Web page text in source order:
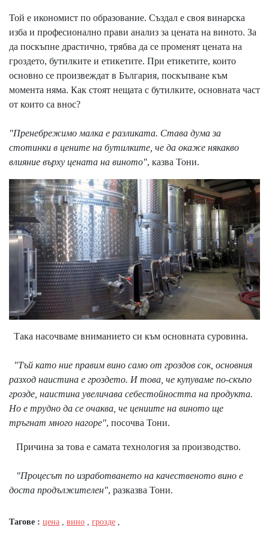
Той е икономист по образование. Създал е своя винарска
изба и професионално прави анализ за цената на виното. За
да поскъпне драстично, трябва да се променят цената на
гроздето, бутилките и етикетите. При етикетите, които
основно се произвеждат в България, поскъпване към
момента няма. Как стоят нещата с бутилките, основната част
от които са внос?
"Пренебрежимо малка е разликата. Става дума за
стотинки в цените на бутилките, че да окаже някакво
влияние върху цената на виното", казва Тони.
Така насочваме вниманието си към основната суровина.
"Тъй като ние правим вино само от гроздов сок, основния
разход наистина е гроздето. И това, че купуваме по-скъпо
грозде, наистина увеличава себестойността на продукта.
Но е трудно да се очаква, че цениите на виното ще
тръгнат много нагоре", посочва Тони.
Причина за това е самата технология за производство.
"Процесът по изработването на качественото вино е
доста продължителен", разказва Тони.
Тагове : цена , вино , грозде ,